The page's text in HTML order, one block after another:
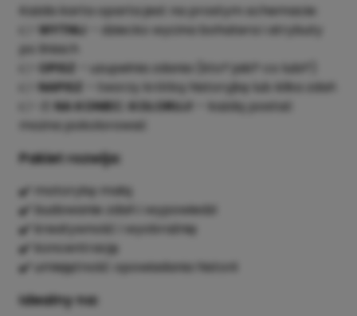
Każda karta oparta jest na prostym schemacie:
WYTNIJ
– dziecko wycina bohatera i atrybuty
po liniach
OPISZ
– uzupełnia zdania (kto? jaki? co lubi?)
NAPISZ
– tworzy krótką historyjkę lub kilka zdań
NA KONIEC: KOLORUJ!
– każdą postać
można pokolorować
Pakiet rozwija:
✔️ motorykę małą
✔️ budowanie zdań i wypowiedzi
✔️ kreatywność i wyobraźnię
✔️ koncentrację
✔️ umiejętność opowiadania historii
Idealny na: